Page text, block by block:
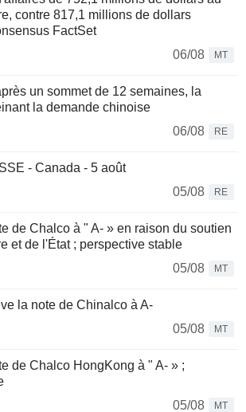
contre 817,1 millions de dollars
FactSet
06/08
MT
un sommet de 12 semaines, la
la demande chinoise
06/08
RE
- Canada - 5 août
05/08
RE
de Chalco à " A- » en raison du soutien
et de l'État ; perspective stable
05/08
MT
la note de Chinalco à A-
05/08
MT
de Chalco HongKong à " A- » ;
05/08
MT